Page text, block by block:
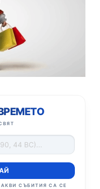
СЪБИТИЯ СА СЕ